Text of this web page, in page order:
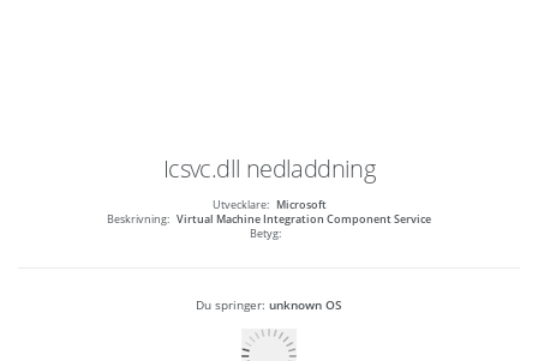
Icsvc.dll nedladdning
Utvecklare: Microsoft
Beskrivning: Virtual Machine Integration Component Service
Betyg:
Du springer: unknown OS